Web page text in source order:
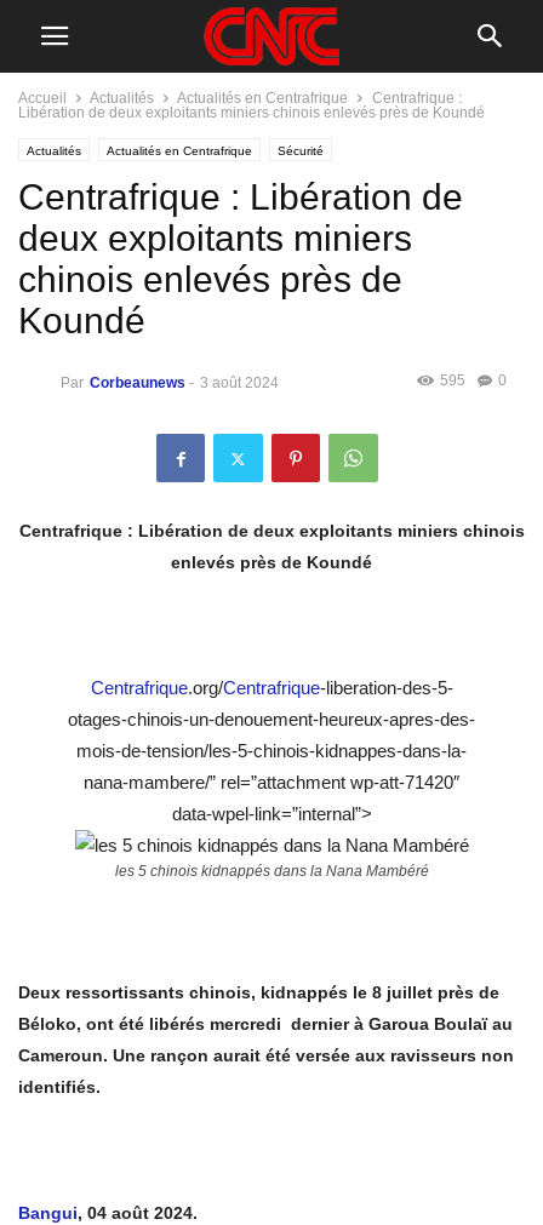
Accueil Actualités Actualités en Centrafrique
Centrafrique :
Libération de deux exploitants miniers chinois enlevés près de Koundé
Actualités Actualités en Centrafrique Sécurité
Centrafrique : Libération de
deux exploitants miniers
chinois enlevés près de
Koundé
Par Corbeaunews - 3 août 2024 0
595
Centrafrique : Libération de deux exploitants miniers chinois
enlevés près de Koundé
Centrafrique.org/Centrafrique-liberation-des-5-
otages-chinois-un-denouement-heureux-apres-des-
mois-de-tension/les-5-chinois-kidnappes-dans-la-
nana-mambere/” rel=”attachment wp-att-71420″
data-wpel-link=”internal”>
les 5 chinois kidnappés dans la Nana Mambéré
Deux ressortissants chinois, kidnappés le 8 juillet près de
Béloko, ont été libérés mercredi dernier à Garoua Boulaï au
Cameroun. Une rançon aurait été versée aux ravisseurs non
identifiés.
Bangui, 04 août 2024.